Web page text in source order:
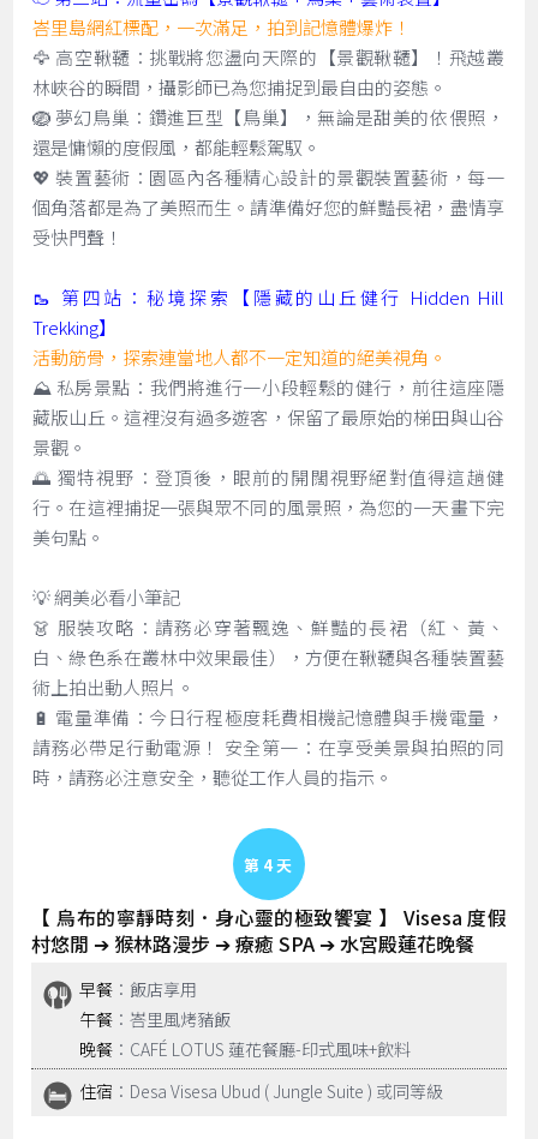
峇里島網紅標配，一次滿足，拍到記憶體爆炸！
🦅 高空鞦韆：挑戰將您盪向天際的【景觀鞦韆】！飛越叢
林峽谷的瞬間，攝影師已為您捕捉到最自由的姿態。
🪺 夢幻鳥巢：鑽進巨型【鳥巢】，無論是甜美的依偎照，
還是慵懶的度假風，都能輕鬆駕馭。
💖 裝置藝術：園區內各種精心設計的景觀裝置藝術，每一
個角落都是為了美照而生。請準備好您的鮮豔長裙，盡情享
受快門聲！
🥾 第四站：秘境探索【隱藏的山丘健行 Hidden Hill
Trekking】
活動筋骨，探索連當地人都不一定知道的絕美視角。
⛰️ 私房景點：我們將進行一小段輕鬆的健行，前往這座隱
藏版山丘。這裡沒有過多遊客，保留了最原始的梯田與山谷
景觀。
🌅 獨特視野：登頂後，眼前的開闊視野絕對值得這趟健
行。在這裡捕捉一張與眾不同的風景照，為您的一天畫下完
美句點。
💡 網美必看小筆記
👗 服裝攻略：請務必穿著飄逸、鮮豔的長裙（紅、黃、
白、綠色系在叢林中效果最佳），方便在鞦韆與各種裝置藝
術上拍出動人照片。
🔋 電量準備：今日行程極度耗費相機記憶體與手機電量，
請務必帶足行動電源！ 安全第一：在享受美景與拍照的同
時，請務必注意安全，聽從工作人員的指示。
Day 4
【 烏布的寧靜時刻．身心靈的極致饗宴 】 Visesa 度假
村悠閒 ➔ 猴林路漫步 ➔ 療癒 SPA ➔ 水宮殿蓮花晚餐
早餐 ：飯店享用
午餐 ：峇里風烤豬飯
晚餐 ：CAFÉ LOTUS 蓮花餐廳-印式風味+飲料
住宿 ：Desa Visesa Ubud ( Jungle Suite ) 或同等級